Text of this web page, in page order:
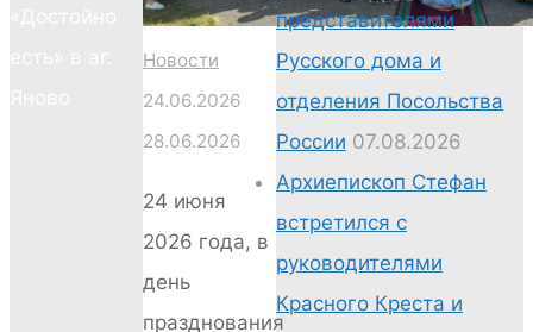
Новости
24.06.2026
28.06.2026
24 июня
2026 года, в
день
празднования
представителями
Русского дома и
отделения Посольства
России 07.08.2026
Архиепископ Стефан
встретился с
руководителями
Красного Креста и